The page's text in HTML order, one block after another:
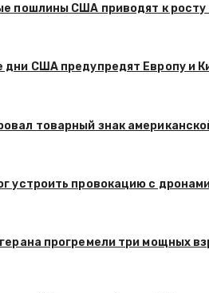
пошлины США приводят к
США предупредят Европу и
товарный знак
устроить провокацию с
прогремели три мощных